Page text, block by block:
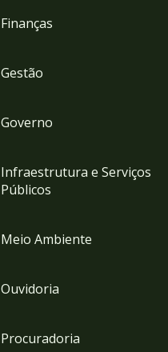
Finanças
Gestão
Governo
Infraestrutura e Serviços
Públicos
Meio Ambiente
Ouvidoria
Procuradoria